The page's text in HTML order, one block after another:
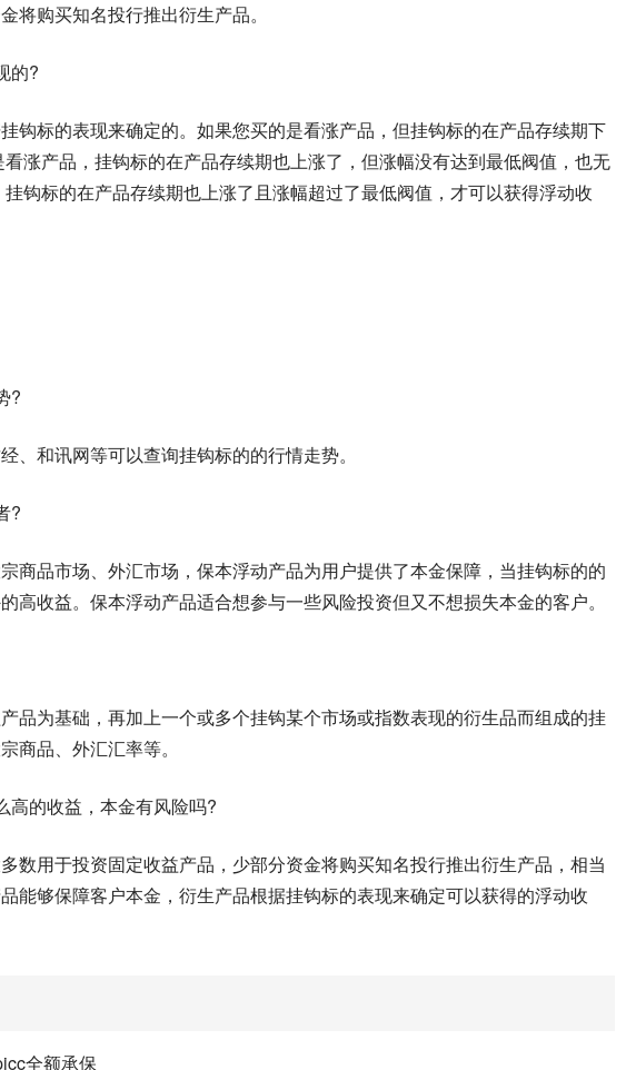
将购买知名投行推出衍生产品。
的?
钩标的表现来确定的。如果您买的是看涨产品，但挂钩标的在产品存续期下
涨产品，挂钩标的在产品存续期也上涨了，但涨幅没有达到最低阀值，也无
钩标的在产品存续期也上涨了且涨幅超过了最低阀值，才可以获得浮动收
?
、和讯网等可以查询挂钩标的的行情走势。
?
商品市场、外汇市场，保本浮动产品为用户提供了本金保障，当挂钩标的的
高收益。保本浮动产品适合想参与一些风险投资但又不想损失本金的客户。
品为基础，再加上一个或多个挂钩某个市场或指数表现的衍生品而组成的挂
商品、外汇汇率等。
高的收益，本金有风险吗?
数用于投资固定收益产品，少部分资金将购买知名投行推出衍生产品，相当
能够保障客户本金，衍生产品根据挂钩标的表现来确定可以获得的浮动收
全额承保